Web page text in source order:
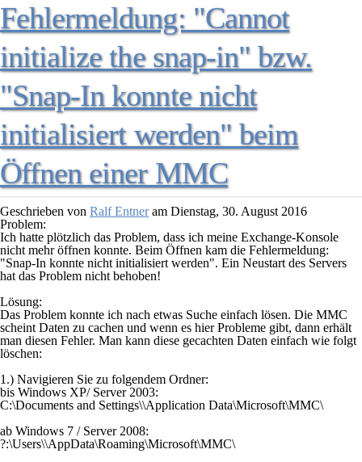
Fehlermeldung: "Cannot
initialize the snap-in" bzw.
"Snap-In konnte nicht
initialisiert werden" beim
Öffnen einer MMC
Geschrieben von Ralf Entneram Dienstag, 30. August 2016
Problem:
Ich hatte plötzlich das Problem, dass ich meine Exchange-Konsole
nicht mehr öffnen konnte. Beim Öffnen kam die Fehlermeldung:
"Snap-In konnte nicht initialisiert werden". Ein Neustart des Servers
hat das Problem nicht behoben!
Lösung:
Das Problem konnte ich nach etwas Suche einfach lösen. Die MMC
scheint Daten zu cachen und wenn es hier Probleme gibt, dann erhält
man diesen Fehler. Man kann diese gecachten Daten einfach wie folgt
löschen:
1.) Navigieren Sie zu folgendem Ordner:
bis Windows XP/ Server 2003:
C:\Documents and Settings\\Application Data\Microsoft\MMC\
ab Windows 7 / Server 2008:
?:\Users\\AppData\Roaming\Microsoft\MMC\